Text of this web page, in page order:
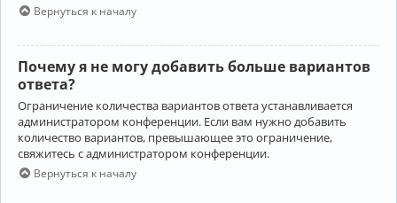
Вернуться к началу
Почему я не могу добавить больше вариантов
ответа?
Ограничение количества вариантов ответа устанавливается
администратором конференции. Если вам нужно добавить
количество вариантов, превышающее это ограничение,
свяжитесь с администратором конференции.
Вернуться к началу